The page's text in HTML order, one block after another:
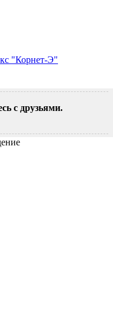
"Корнет-Э"
с друзьями.